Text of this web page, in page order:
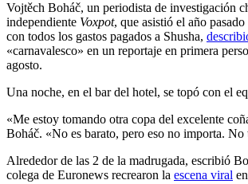
Vojtěch Boháč, un periodista de investigación
independiente Voxpot, que asistió el año
con todos los gastos pagados a Shusha,
«carnavalesco» en un reportaje en primera
agosto.
Una noche, en el bar del hotel, se topó con el
«Me estoy tomando otra copa del excelente
Boháč. «No es barato, pero eso no importa. No
Alrededor de las 2 de la madrugada, escribió
colega de Euronews recrearon la escena viral